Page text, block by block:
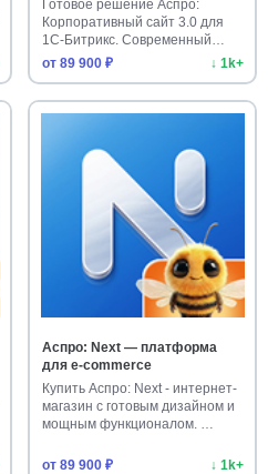
Готовое решение Аспро:
Корпоративный сайт 3.0 для
1С-Битрикс. Современный
шаблон…
от 89 900 ₽ ↓ 1k+
Аспро: Next — платформа
для e-commerce
Купить Аспро: Next - интернет-
магазин с готовым дизайном и
мощным функционалом. …
от 89 900 ₽ ↓ 1k+